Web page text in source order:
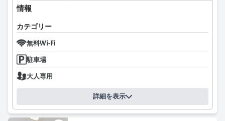
情報
カテゴリー
無料Wi-Fi
駐車場
大人専用
詳細を表示